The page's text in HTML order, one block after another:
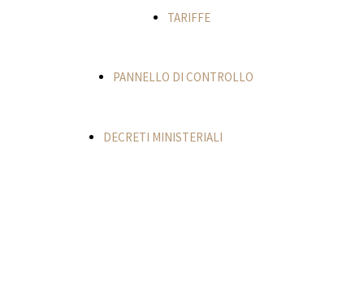
TARIFFE
PANNELLO DI CONTROLLO
DECRETI MINISTERIALI